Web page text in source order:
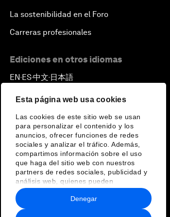
Esta página web usa cookies
Las cookies de este sitio web se usan
para personalizar el contenido y los
anuncios, ofrecer funciones de redes
sociales y analizar el tráfico. Además,
compartimos información sobre el uso
que haga del sitio web con nuestros
partners de redes sociales, publicidad y
análisis web, quienes pueden
combinarla con otra información que les
haya proporcionado o que hayan
recopilado a partir del uso que haya
Denegar
La sostenibilidad en el Foro
Carreras profesionales
Ediciones en otros idiomas
EN ▪ ES▪中文▪ 日本語